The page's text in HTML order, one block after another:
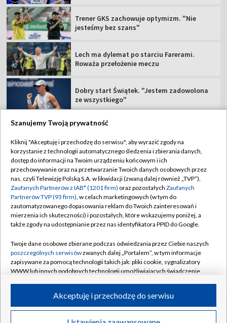
Trener GKS zachowuje optymizm. "Nie
jesteśmy bez szans"
Lech ma dylemat po starciu Farerami.
Roważa przełożenie meczu
Dobry start Świątek. "Jestem zadowolona
ze wszystkiego"
TVP
Abonament TVP
Sklep TVP
Biuro Reklamy
Oferta Handlowa
Emisja w TVP
Rada Programowa
Ogłoszenia przetargowe
Akademia Telewizyjna
Regulamin TVP
Polityka prywatności
Moje zgody
Biuro reklamy
Kanały
©2026 Telewizja Polska Spółka Akcyjna w likwidacji
Szanujemy Twoją prywatność
Kliknij "Akceptuję i przechodzę do serwisu", aby wyrazić zgody na
korzystanie z technologii automatycznego śledzenia i zbierania danych,
dostęp do informacji na Twoim urządzeniu końcowym i ich
przechowywanie oraz na przetwarzanie Twoich danych osobowych przez
nas, czyli Telewizję Polską S.A. w likwidacji (zwaną dalej również „TVP”),
Zaufanych Partnerów z IAB* (1201 firm) oraz pozostałych Zaufanych
Partnerów TVP (93 firm), w celach marketingowych (w tym do
zautomatyzowanego dopasowania reklam do Twoich zainteresowań i
mierzenia ich skuteczności) i pozostałych, które wskazujemy poniżej, a
także zgody na udostępnianie przez nas identyfikatora PPID do Google.
Twoje dane osobowe zbierane podczas odwiedzania przez Ciebie naszych
poszczególnych serwisówzwanych dalej „Portalem”, w tym informacje
zapisywane za pomocą technologii takich jak: pliki cookie, sygnalizatory
WWW lub innych podobnych technologii umożliwiających świadczenie
ruchu w Internecie.
Twoje dane osobowe zbierane podczas odwiedzania przez Ciebie
Akceptuję i przechodzę do serwisu